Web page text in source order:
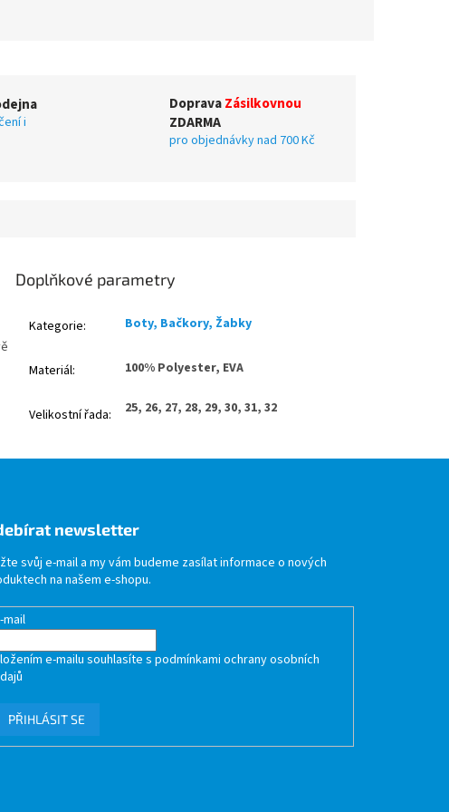
i
DopravaZásilkovnou
ZDARMA
pro objednávky nad 700 Kč
Doplňkové parametry
Kategorie: Boty, Bačkory, Žabky
Materiál: 100% Polyester, EVA
Velikostní řada: 25, 26, 27, 28, 29, 30, 31, 32
newsletter
svůj e-mail a my vám budeme zasílat informace o nových
na našem e-shopu.
mail
e-mailu souhlasíte spodmínkami ochrany osobních
PŘIHLÁSIT SE